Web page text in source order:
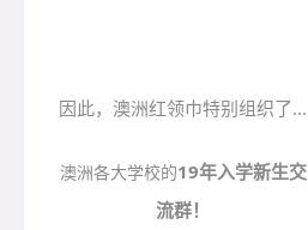
因此，澳洲红领巾特别组织了...
澳洲各大学校的19年入学新生交
流群！